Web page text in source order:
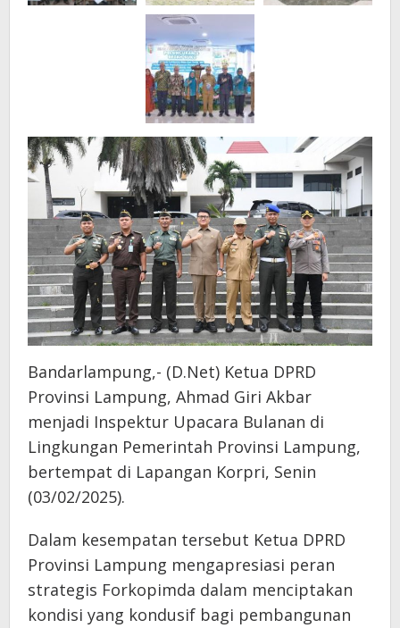
Bandarlampung,- (D.Net) Ketua DPRD
Provinsi Lampung, Ahmad Giri Akbar
menjadi Inspektur Upacara Bulanan di
Lingkungan Pemerintah Provinsi Lampung,
bertempat di Lapangan Korpri, Senin
(03/02/2025).
Dalam kesempatan tersebut Ketua DPRD
Provinsi Lampung mengapresiasi peran
strategis Forkopimda dalam menciptakan
kondisi yang kondusif bagi pembangunan